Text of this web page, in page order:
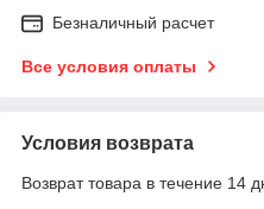
Безналичный расчет
Все условия оплаты
Условия возврата
Возврат товара в течение 14